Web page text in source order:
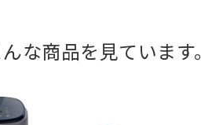
な商品を見ています。